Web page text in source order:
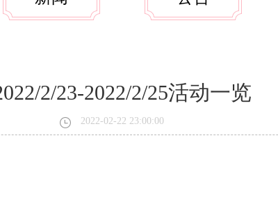
2/23-2022/2/25活动一览
2022-02-22 23:00:00